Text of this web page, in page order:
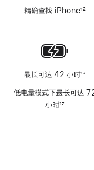
精确查找 iPhone12
最长可达 42 小时17
低电量模式下最长可达
小时17